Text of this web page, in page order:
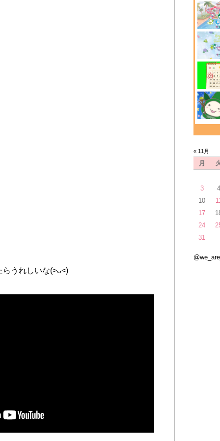
うれしいな(>ᴗ<)
« 11月
月
3
4
10
17
24
31